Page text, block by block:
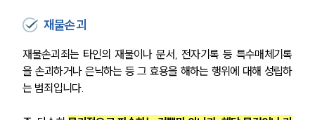
재물손괴
재물손괴죄는 타인의 재물이나 문서, 전자기록 등 특수매체기록
을 손괴하거나 은닉하는 등 그 효용을 해하는 행위에 대해 성립하
는 범죄입니다.